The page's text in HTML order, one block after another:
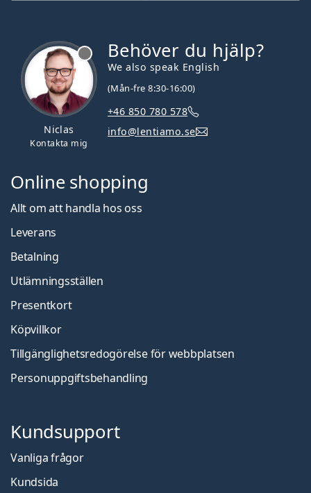
Niclas
Kontakta mig
Behöver du hjälp?
We also speak English
(Mån-fre 8:30-16:00)
+46 850 780 578
info@lentiamo.se
Online shopping
Allt om att handla hos oss
Leverans
Betalning
Utlämningsställen
Presentkort
Köpvillkor
Tillgänglighetsredogörelse för webbplatsen
Personuppgiftsbehandling
Kundsupport
Vanliga frågor
Kundsida